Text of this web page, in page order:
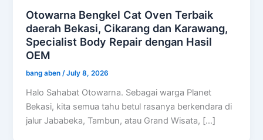
Otowarna Bengkel Cat Oven Terbaik
daerah Bekasi, Cikarang dan Karawang,
Specialist Body Repair dengan Hasil
OEM
bang aben/July 8, 2026
Halo Sahabat Otowarna. Sebagai warga Planet
Bekasi, kita semua tahu betul rasanya berkendara di
jalur Jababeka, Tambun, atau Grand Wisata, […]